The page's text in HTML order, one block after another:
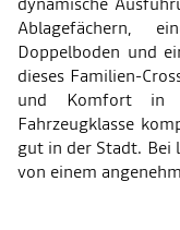
Ablagefächern,
Doppelboden und
dieses Familien-
und Komfort in
Fahrzeugklasse
gut in der Stadt. Bei
von einem